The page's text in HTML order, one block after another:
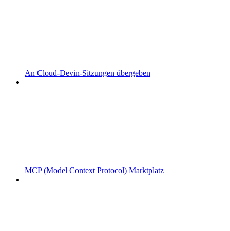
An Cloud-Devin-Sitzungen übergeben
MCP (Model Context Protocol) Marktplatz